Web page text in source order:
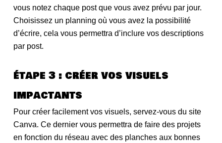
vous notez chaque post que vous avez prévu par jour.
Choisissez un planning où vous avez la possibilité
d’écrire, cela vous permettra d’inclure vos descriptions
par post.
étape 3 : créer vos visuels
impactants
Pour créer facilement vos visuels, servez-vous du site
Canva. Ce dernier vous permettra de faire des projets
en fonction du réseau avec des planches aux bonnes